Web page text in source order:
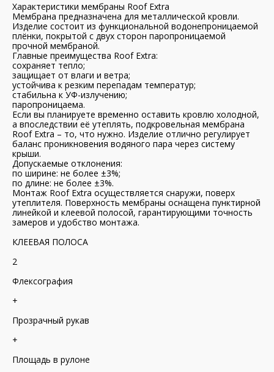
Характеристики мембраны Roof Extra
Мембрана предназначена для металлической кровли.
Изделие состоит из функциональной водонепроницаемой
плёнки, покрытой с двух сторон паропроницаемой
прочной мембраной.
Главные преимущества Roof Extra:
сохраняет тепло;
защищает от влаги и ветра;
устойчива к резким перепадам температур;
стабильна к УФ-излучению;
паропроницаема.
Если вы планируете временно оставить кровлю холодной,
а впоследствии её утеплять, подкровельная мембрана
Roof Extra – то, что нужно. Изделие отлично регулирует
баланс проникновения водяного пара через систему
крыши.
Допускаемые отклонения:
по ширине: не более ±3%;
по длине: не более ±3%.
Монтаж Roof Extra осуществляется снаружи, поверх
утеплителя. Поверхность мембраны оснащена пунктирной
линейкой и клеевой полосой, гарантирующими точность
замеров и удобство монтажа.
КЛЕЕВАЯ ПОЛОСА
2
Флексография
+
Прозрачный рукав
+
Площадь в рулоне